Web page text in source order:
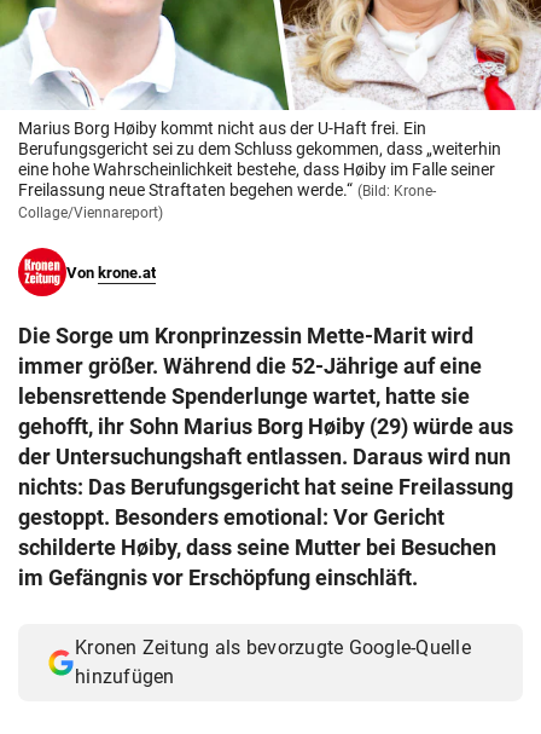
© Krone Multimedia GmbH & Co KG 2026
Muthgasse 2, 1190 Wien
Marius Borg Høiby kommt nicht aus der U-Haft frei. Ein
Berufungsgericht sei zu dem Schluss gekommen, dass „weiterhin
eine hohe Wahrscheinlichkeit bestehe, dass Høiby im Falle seiner
Freilassung neue Straftaten begehen werde.“ (Bild: Krone-
Collage/Viennareport)
Von krone.at
Die Sorge um Kronprinzessin Mette-Marit wird
immer größer. Während die 52-Jährige auf eine
lebensrettende Spenderlunge wartet, hatte sie
gehofft, ihr Sohn Marius Borg Høiby (29) würde aus
der Untersuchungshaft entlassen. Daraus wird nun
nichts: Das Berufungsgericht hat seine Freilassung
gestoppt. Besonders emotional: Vor Gericht
schilderte Høiby, dass seine Mutter bei Besuchen
im Gefängnis vor Erschöpfung einschläft.
Kronen Zeitung als bevorzugte Google-Quelle
hinzufügen